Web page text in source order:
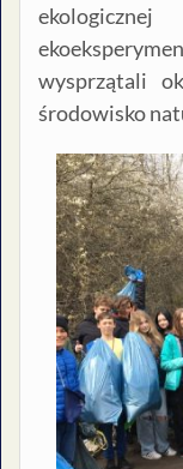
wysprzątali
środowisko